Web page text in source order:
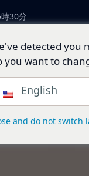
30分
つい
製品と
ン
detected you
you want to
English
and do not switch